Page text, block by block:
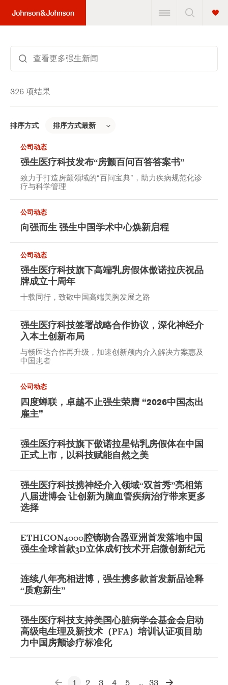
Search
input
326 项结果
排序方式
公司动态
强生医疗科技发布“房颤百问百答答案书”
致力于打造房颤领域的“百问宝典”，助力疾病规范化诊
疗与科学管理
公司动态
向强而生 强生中国学术中心焕新启程
公司动态
强生医疗科技旗下高端乳房假体傲诺拉庆祝品
牌成立十周年
十载同行，致敬中国高端美胸发展之路
强生医疗科技签署战略合作协议，深化神经介
入本土创新布局
与畅医达合作再升级，加速创新颅内介入解决方案惠及
中国患者
公司动态
四度蝉联，卓越不止强生荣膺 “2026中国杰出
雇主”
强生医疗科技旗下傲诺拉星钻乳房假体在中国
正式上市，以科技赋能自然之美
强生医疗科技携神经介入领域“双首秀”亮相第
八届进博会 让创新为脑血管疾病治疗带来更多
选择
ETHICON4000腔镜吻合器亚洲首发落地中国
强生全球首款3D立体成钉技术开启微创新纪元
连续八年亮相进博，强生携多款首发新品诠释
“质愈新生”
强生医疗科技支持美国心脏病学会基金会启动
高级电生理及新技术（PFA）培训认证项目助
力中国房颤诊疗标准化
prev 1 2 3 4 5 ... 33 next